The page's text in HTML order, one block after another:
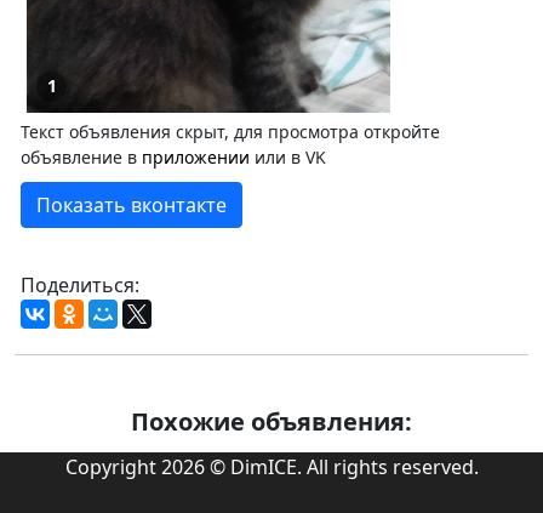
1
Текст объявления скрыт, для просмотра откройте
объявление в приложении или в VK
Показать вконтакте
Поделиться:
Похожие объявления:
Copyright 2026 © DimICE. All rights reserved.